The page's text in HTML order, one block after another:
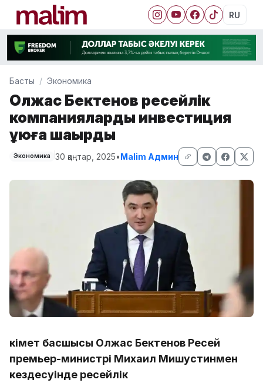
RU
Басты Экономика
Олжас Бектенов ресейлік
компанияларды инвестиция
құюға шақырды
Экономика 30 қаңтар, 2025•Malim Админ
Үкімет басшысы Олжас Бектенов Ресей
премьер-министрі Михаил Мишустинмен
кездесуінде ресейлік